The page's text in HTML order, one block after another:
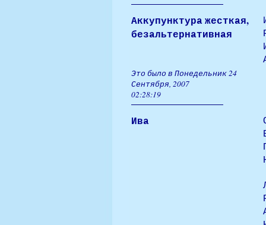
Аккупунктура жесткая,
безальтернативная
Это было в Понедельник 24
Сентября, 2007
02:28:19
Ива